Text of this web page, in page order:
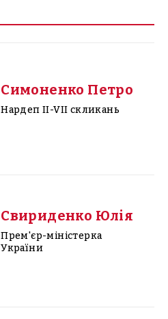
Симоненко Петро
Нардеп II-VII скликань
Свириденко Юлія
Прем'єр-міністерка
України